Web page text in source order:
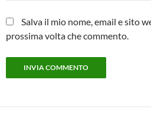
Salva il mio nome, email e sito
prossima volta che commento.